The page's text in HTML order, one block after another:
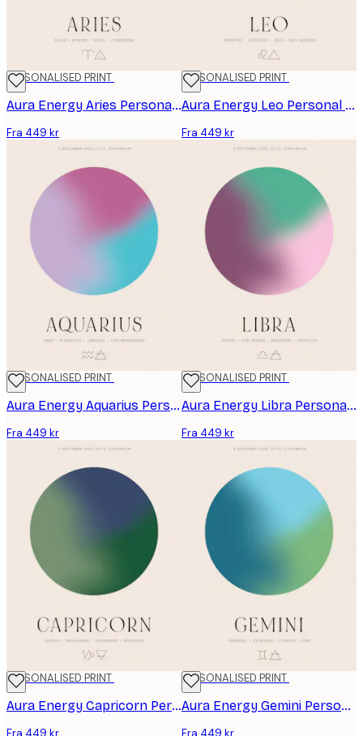
PERSONALISED PRINT
Aura Energy Aries Personal Plakat
Fra 449 kr
PERSONALISED PRINT
Aura Energy Leo Personal Plakat
Fra 449 kr
PERSONALISED PRINT
Aura Energy Aquarius Personal Plakat
Fra 449 kr
PERSONALISED PRINT
Aura Energy Libra Personal Plakat
Fra 449 kr
PERSONALISED PRINT
Aura Energy Capricorn Personal Plakat
PERSONALISED PRINT
Aura Energy Gemini Personal Plakat